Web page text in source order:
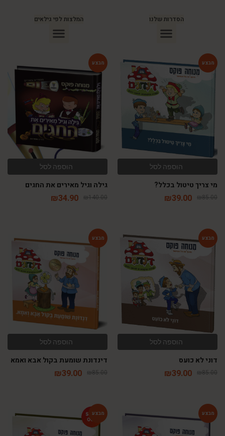
הסדרות שלנו המלצות לפי גילאים
הוספה לסל
מי צריך טיטול בכלל?
₪85.00
₪39.00
הוספה לסל
גילה וגיל מאירים את החגים
₪140.00
₪34.90
הוספה לסל
דוני לא כועס
₪85.00
₪39.00
הוספה לסל
דינדונת שומעת בקול אבא ואמא
₪85.00
₪39.00